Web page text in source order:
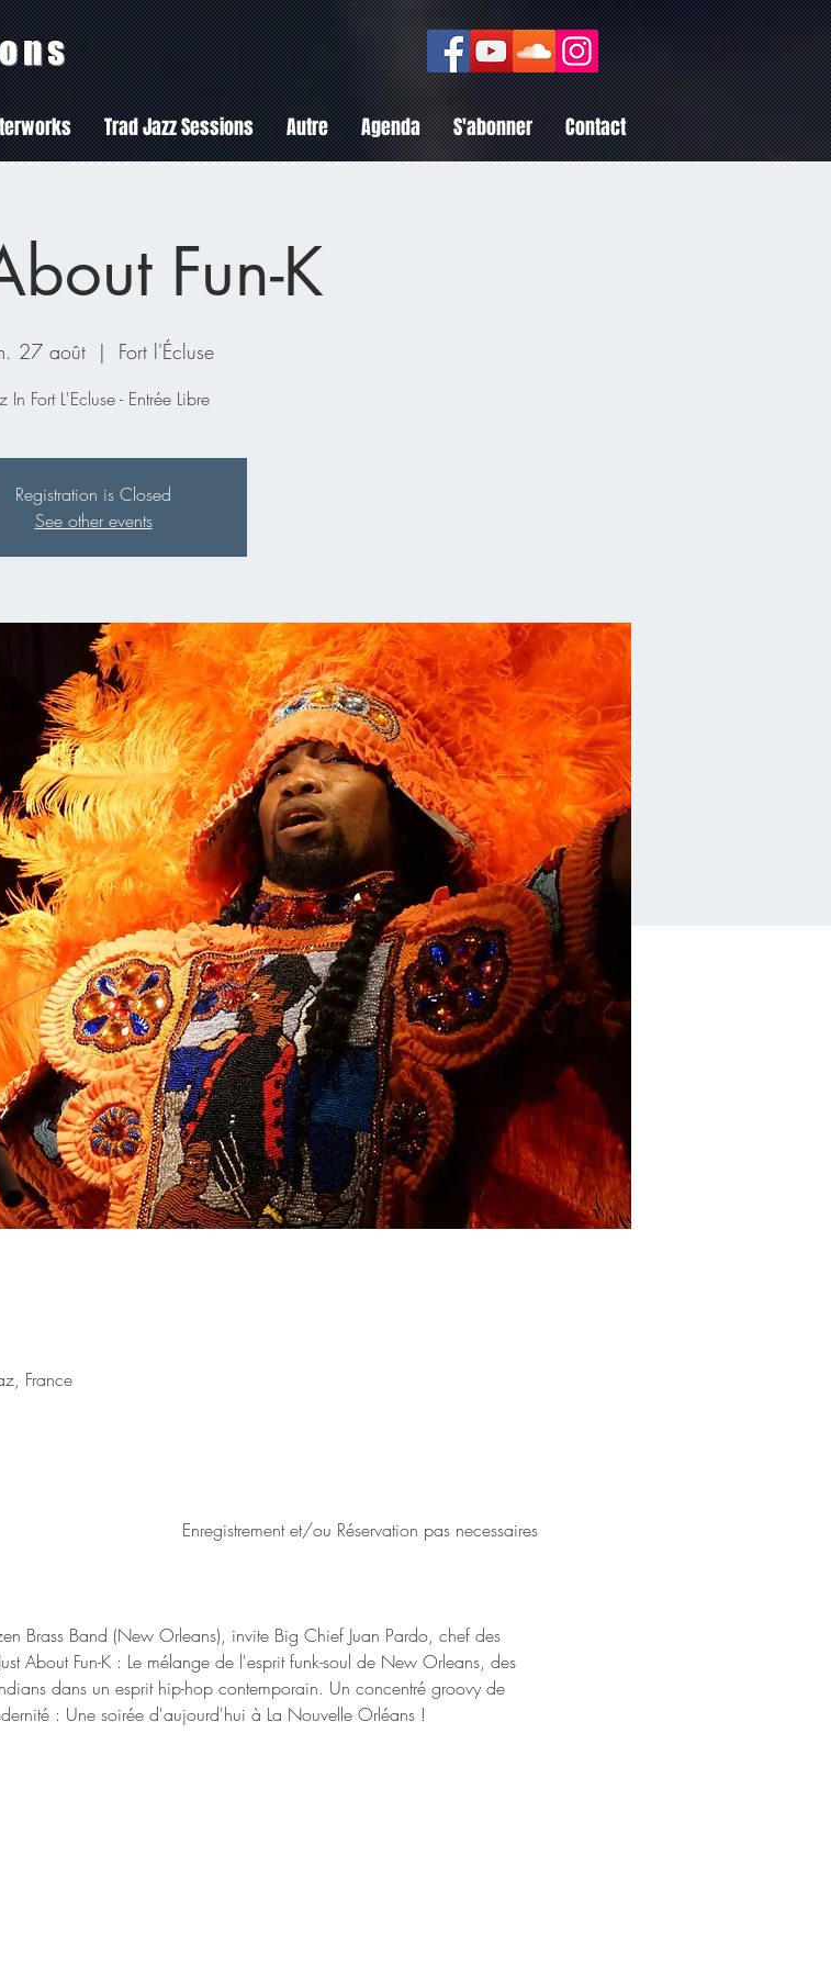
Trad Jazz Sessions Autre Agenda S'abonner Contact
Fun-K
27 août
  |
Fort l'Écluse
In Fort L'Ecluse - Entrée Libre
Registration is Closed
See other events
France
Enregistrement et/ou Réservation pas necessaires
Brass Band (New Orleans), invite Big Chief Juan Pardo, chef des
About Fun-K : Le mélange de l'esprit funk-soul de New Orleans, des
dans un esprit hip-hop contemporain. Un concentré groovy de
: Une soirée d'aujourd'hui à La Nouvelle Orléans !